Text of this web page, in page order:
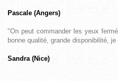
Pascale (Angers)
"On peut commander les yeux
bonne qualité, grande disponibilité,
Sandra (Nice)